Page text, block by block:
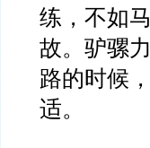
练，不如
故。驴骡
路的时候
适。